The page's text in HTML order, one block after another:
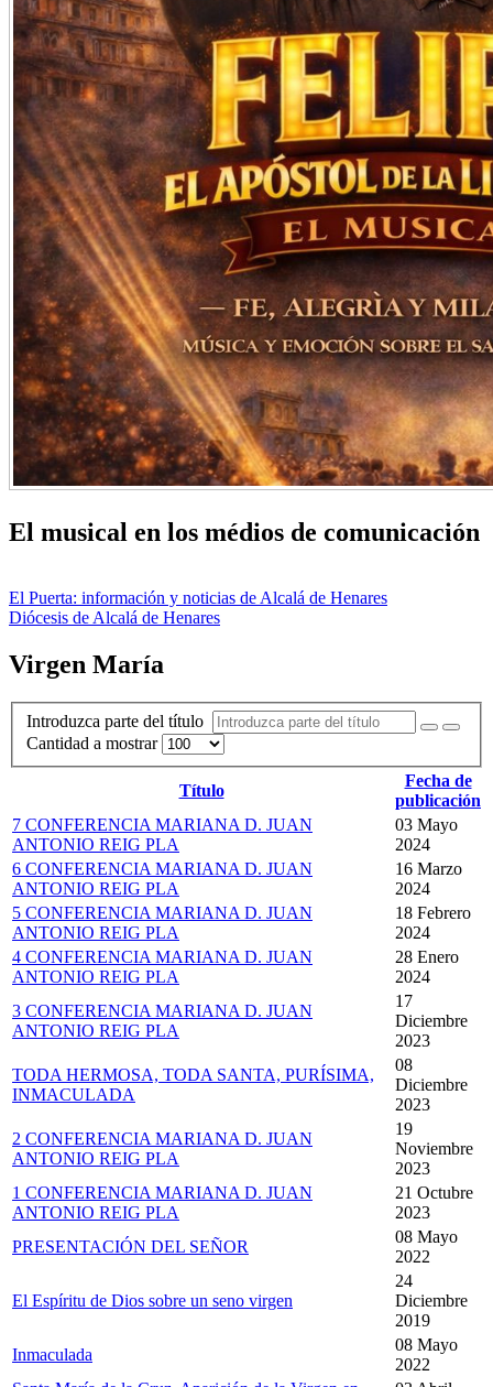
El musical en los médios de comunicación
El Puerta: información y noticias de Alcalá de Henares
Diócesis de Alcalá de Henares
Virgen María
Introduzca parte del título
Cantidad a mostrar
Título
Fecha de
publicación
7 CONFERENCIA MARIANA D. JUAN
ANTONIO REIG PLA
03 Mayo
2024
6 CONFERENCIA MARIANA D. JUAN
ANTONIO REIG PLA
16 Marzo
2024
5 CONFERENCIA MARIANA D. JUAN
ANTONIO REIG PLA
18 Febrero
2024
4 CONFERENCIA MARIANA D. JUAN
ANTONIO REIG PLA
28 Enero
2024
3 CONFERENCIA MARIANA D. JUAN
ANTONIO REIG PLA
17
Diciembre
2023
TODA HERMOSA, TODA SANTA, PURÍSIMA,
INMACULADA
08
Diciembre
2023
2 CONFERENCIA MARIANA D. JUAN
ANTONIO REIG PLA
19
Noviembre
2023
1 CONFERENCIA MARIANA D. JUAN
ANTONIO REIG PLA
21 Octubre
2023
PRESENTACIÓN DEL SEÑOR
08 Mayo
2022
El Espíritu de Dios sobre un seno virgen
24
Diciembre
2019
Inmaculada
08 Mayo
2022